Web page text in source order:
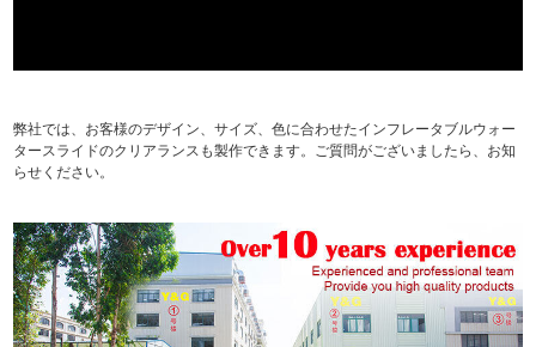
弊社では、お客様のデザイン、サイズ、色に合わせたインフレータブルウォー
タースライドのクリアランスも製作できます。ご質問がございましたら、お知
らせください。